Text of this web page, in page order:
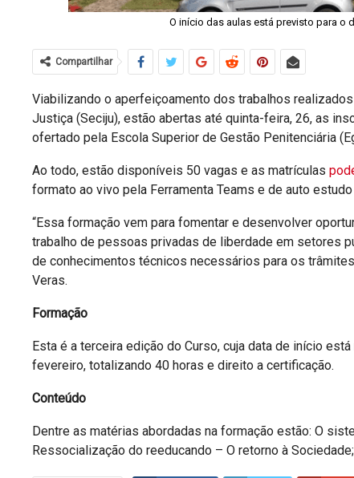
O início das aulas está previsto para o
Compartilhar
Viabilizando o aperfeiçoamento dos trabalhos
Justiça (Seciju), estão abertas até quinta-feira, 26, as
ofertado pela Escola Superior de Gestão Penitenciária
Ao todo, estão disponíveis 50 vagas e as matrículas
formato ao vivo pela Ferramenta Teams e de auto
“Essa formação vem para fomentar e desenvolver
trabalho de pessoas privadas de liberdade em setores
de conhecimentos técnicos necessários para os
Veras.
Formação
Esta é a terceira edição do Curso, cuja data de início
fevereiro, totalizando 40 horas e direito a certificação.
Conteúdo
Dentre as matérias abordadas na formação estão: O
Ressocialização do reeducando – O retorno à